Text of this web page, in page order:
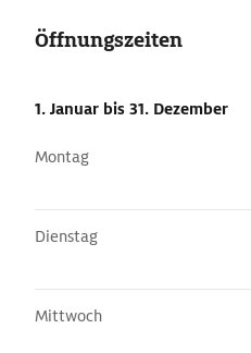
Öffnungszeiten
1. Januar bis 31. Dezember
Montag
Dienstag
Mittwoch